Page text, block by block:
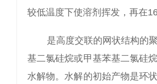
较低温度下使溶剂挥发，再在
是高度交联的网状结构的
基二氯硅烷或甲基苯基二氯硅
水解物。水解的初始产物是环